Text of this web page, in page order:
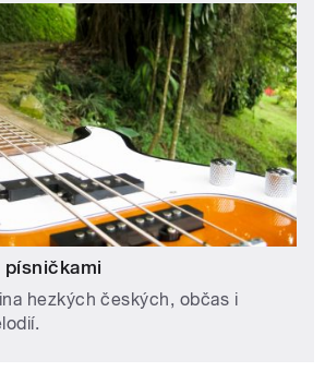
hezkých českých, občas i